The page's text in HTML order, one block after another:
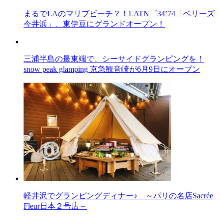
まるでLAのマリブビーチ？！LATN゜34’74「ベリーズ
今井浜」、東伊豆にグランドオープン！
三浦半島の最東端で、シーサイドグランピングを！
snow peak glamping 京急観音崎が6月9日にオープン
軽井沢でグランピングディナー♪ ～パリの名店Sacrée
Fleur日本２号店～